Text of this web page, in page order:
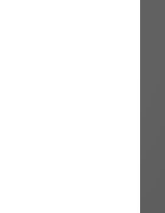
darf der Zugang zu
Gerichtszugang zu
komplexen
Pflicht zur Nutzung
für das
Das sog. Fast-Lane-